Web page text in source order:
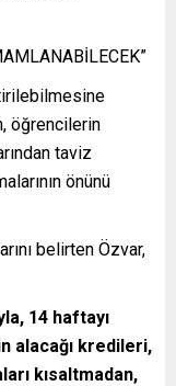
öğrencilerin
taviz
önünü
belirten Özvar,
14 haftayı
alacağı kredileri,
kısaltmadan,